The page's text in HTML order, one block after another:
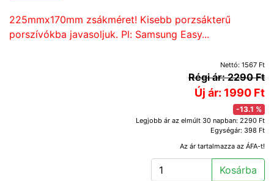
225mmx170mm zsákméret! Kisebb porzsákterű
porszívókba javasoljuk. Pl: Samsung Easy...
Nettó: 1567 Ft
Régi ár: 2290 Ft
Új ár: 1990 Ft
-13.1 %
Legjobb ár az elmúlt 30 napban: 2290 Ft
Egységár: 398 Ft
Az ár tartalmazza az ÁFA-t!
Kosárba